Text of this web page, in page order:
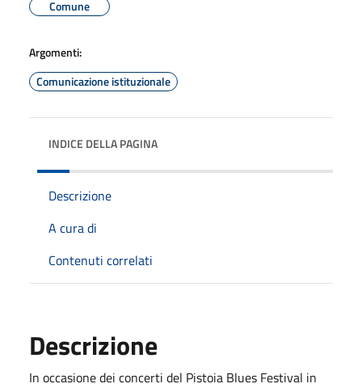
Comune
Argomenti:
Comunicazione istituzionale
INDICE DELLA PAGINA
Descrizione
A cura di
Contenuti correlati
Descrizione
In occasione dei concerti del Pistoia Blues Festival in